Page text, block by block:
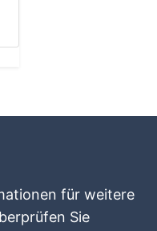
für weitere
Sie